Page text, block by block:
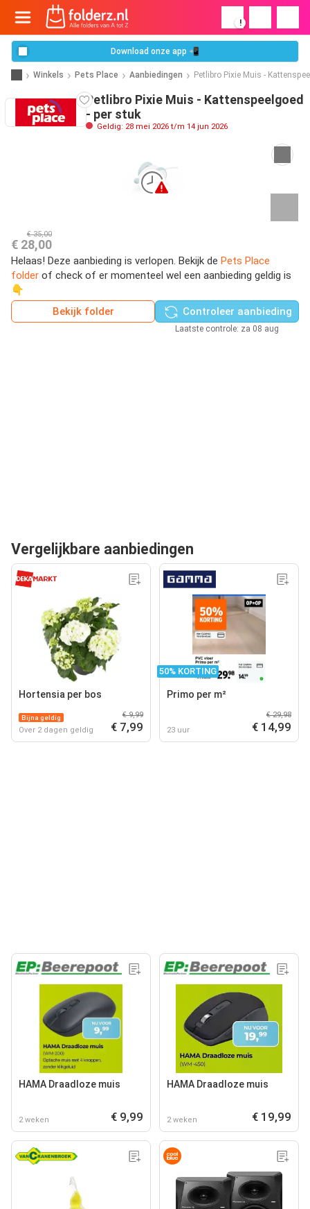
!
Download onze app 📲
Winkels Pets Place Aanbiedingen Petlibro Pixie Muis -
Petlibro Pixie Muis - Kattenspeelgoed
- per stuk
Geldig: 28 mei 2026 t/m 14 jun 2026
€ 35,00
€ 28,00
Helaas! Deze aanbieding is verlopen. Bekijk de Pets Place
folder of check of er momenteel wel een aanbieding geldig is
👇
Bekijk folder
Controleer aanbieding
Laatste controle: za 08 aug
Vergelijkbare aanbiedingen
Hortensia per bos
Bijna geldig
Over 2 dagen geldig
€ 9,99
€ 7,99
50% KORTING
Primo per m²
23 uur
€ 29,98
€ 14,99
HAMA Draadloze muis
2 weken € 9,99
HAMA Draadloze muis
2 weken € 19,99